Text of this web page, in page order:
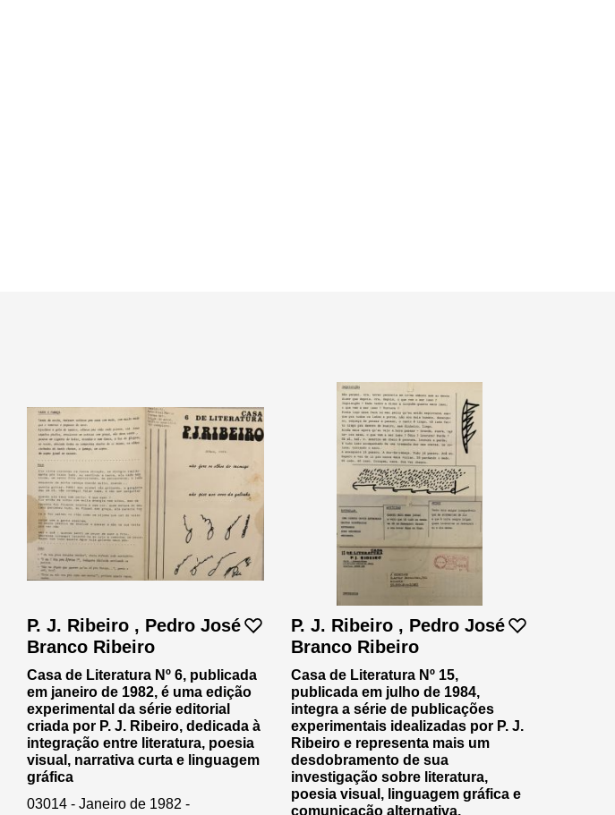
P. J. Ribeiro , Pedro José
Branco Ribeiro
Casa de Literatura Nº 6, publicada
em janeiro de 1982, é uma edição
experimental da série editorial
criada por P. J. Ribeiro, dedicada à
integração entre literatura, poesia
visual, narrativa curta e linguagem
gráfica
03014 - Janeiro de 1982 -
P. J. Ribeiro , Pedro José
Branco Ribeiro
Casa de Literatura Nº 15,
publicada em julho de 1984,
integra a série de publicações
experimentais idealizadas por P. J.
Ribeiro e representa mais um
desdobramento de sua
investigação sobre literatura,
poesia visual, linguagem gráfica e
comunicação alternativa.